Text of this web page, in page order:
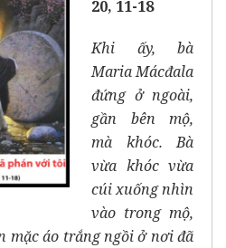
20, 11-18
Khi ấy, bà
Maria Mácđala
đứng ở ngoài,
gần bên mộ,
mà khóc. Bà
vừa khóc vừa
cúi xuống nhìn
vào trong mộ,
mặc áo trắng ngồi ở nơi đã